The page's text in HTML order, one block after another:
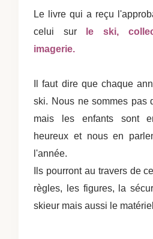
Le livre qui a reçu
celui sur
le ski,
imagerie.
Il faut dire que chaque
ski. Nous ne sommes pas
mais les enfants sont
heureux et nous en
l'année.
Ils pourront au travers de
règles, les figures, la
skieur mais aussi le